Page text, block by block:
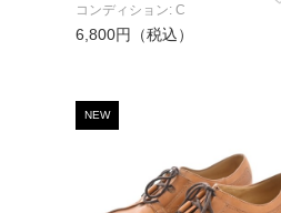
コンディション: C
6,800円（税込）
NEW